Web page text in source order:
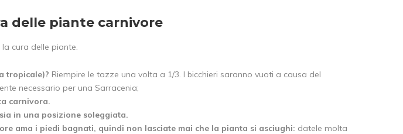
delle piante carnivore
cura delle piante.
tropicale)? Riempire le tazze una volta a 1/3. I bicchieri saranno vuoti a causa del
necessario per una Sarracenia;
carnivora.
in una posizione soleggiata.
ama i piedi bagnati, quindi non lasciate mai che la pianta si asciughi: datele molta